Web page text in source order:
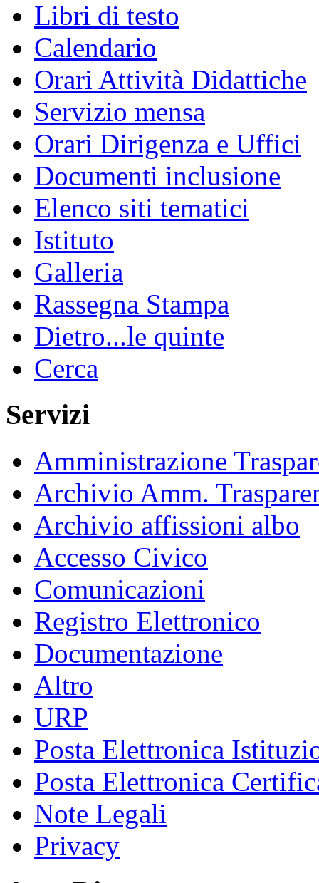
Libri di testo
Calendario
Orari Attività Didattiche
Servizio mensa
Orari Dirigenza e Uffici
Documenti inclusione
Elenco siti tematici
Istituto
Galleria
Rassegna Stampa
Dietro...le quinte
Cerca
Servizi
Amministrazione
Archivio Amm.
Archivio affissioni albo
Accesso Civico
Comunicazioni
Registro Elettronico
Documentazione
Altro
URP
Posta Elettronica
Posta Elettronica
Note Legali
Privacy